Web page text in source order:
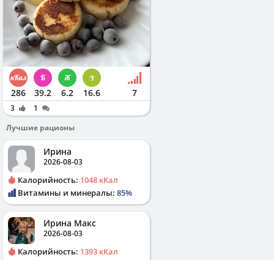
286 39.2 6.2 16.6 7
3
1
Лучшие рационы
Ирина
2026-08-03
Калорийность: 1048 кКал
Витамины и минералы: 85%
Ирина Макс
2026-08-03
Калорийность: 1393 кКал